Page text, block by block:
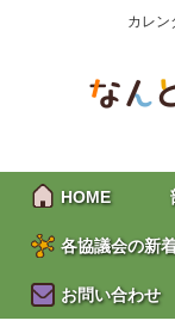
カレン
HOME
各協議会の新
お問い合わせ